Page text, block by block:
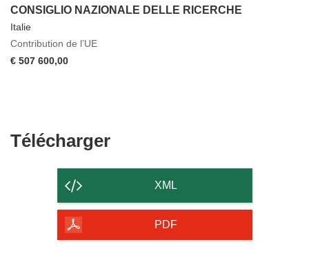
CONSIGLIO NAZIONALE DELLE RICERCHE
Italie
Contribution de l’UE
€ 507 600,00
TéléchargerTélécharger
contenu
de
page
XML
PDF